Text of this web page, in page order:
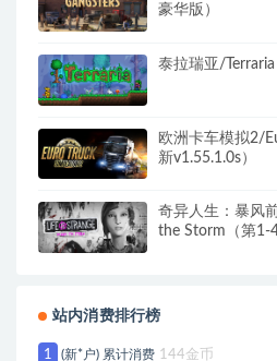
豪华版）
泰拉瑞亚/Terraria
欧洲卡车模拟2/
新v1.55.1.0s）
奇异人生：暴风
the Storm（第1-
站内消费排行榜
1 (新*户) 累计消费 144金币